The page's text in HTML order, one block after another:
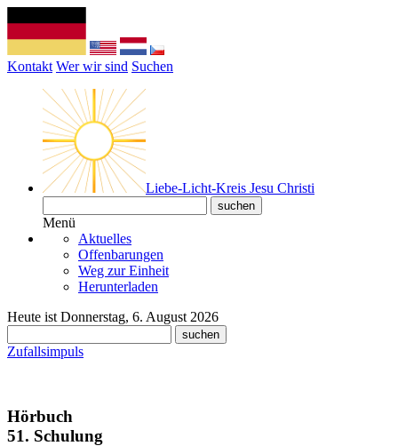
Kontakt Wer wir sind Suchen
Liebe-Licht-Kreis Jesu Christi
Menü
Aktuelles
Offenbarungen
Weg zur Einheit
Herunterladen
Heute ist Donnerstag, 6. August 2026
Zufallsimpuls
Hörbuch
51. Schulung